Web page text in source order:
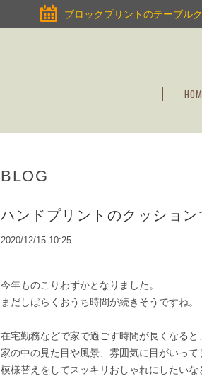
ブロックプリントのテーブル
BLOG
ハンドプリントのクッショ
2020/12/15 10:25
今年ものこりわずかとなりました。
まだしばらくおうち時間が続きそうですね。
在宅勤務などで家で過ごす時間が長くなると、
家の中の見た目や風景、雰囲気に目がいって
模様替えをしてスッキリおしゃれにしたいな